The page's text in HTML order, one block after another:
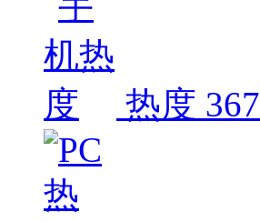
热度 367